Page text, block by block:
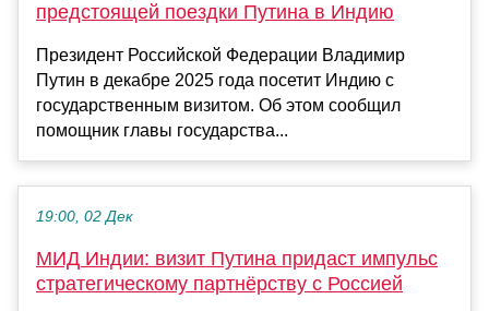
предстоящей поездки Путина в Индию
Президент Российской Федерации Владимир
Путин в декабре 2025 года посетит Индию с
государственным визитом. Об этом сообщил
помощник главы государства...
19:00, 02 Дек
МИД Индии: визит Путина придаст импульс
стратегическому партнёрству с Россией